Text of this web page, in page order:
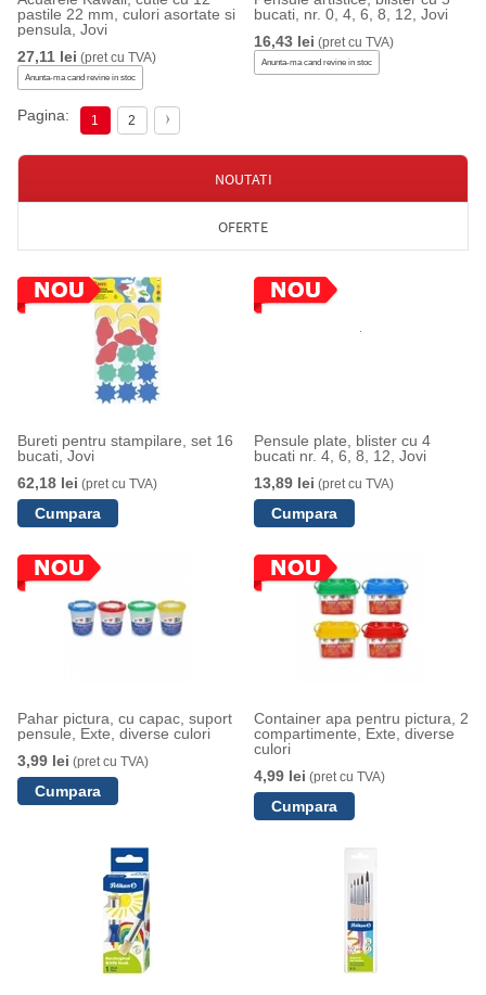
pastile 22 mm, culori asortate si
pensula, Jovi
27,11 lei (pret cu TVA)
Anunta-ma cand revine in stoc
bucati, nr. 0, 4, 6, 8, 12, Jovi
16,43 lei (pret cu TVA)
Anunta-ma cand revine in stoc
Pagina: 1 2
NOUTATI
OFERTE
Bureti pentru stampilare, set 16
bucati, Jovi
62,18 lei (pret cu TVA)
Pensule plate, blister cu 4
bucati nr. 4, 6, 8, 12, Jovi
13,89 lei (pret cu TVA)
Pahar pictura, cu capac, suport
pensule, Exte, diverse culori
3,99 lei (pret cu TVA)
Container apa pentru pictura, 2
compartimente, Exte, diverse
culori
4,99 lei (pret cu TVA)